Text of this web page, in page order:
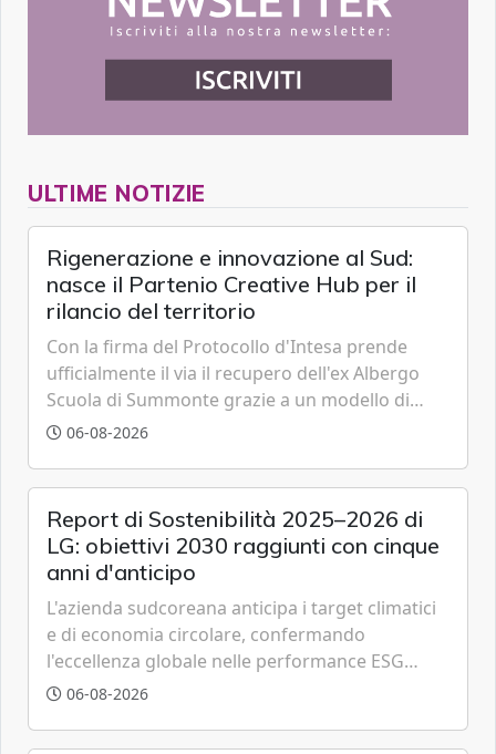
ULTIME NOTIZIE
Rigenerazione e innovazione al Sud:
nasce il Partenio Creative Hub per il
rilancio del territorio
Con la firma del Protocollo d'Intesa prende
ufficialmente il via il recupero dell'ex Albergo
Scuola di Summonte grazie a un modello di
partenariato pubblico-privato e a una rete di
06-08-2026
Report di Sostenibilità 2025–2026 di
LG: obiettivi 2030 raggiunti con cinque
anni d'anticipo
L'azienda sudcoreana anticipa i target climatici
e di economia circolare, confermando
l'eccellenza globale nelle performance ESG
grazie a innovazione, accessibilità e governance
06-08-2026